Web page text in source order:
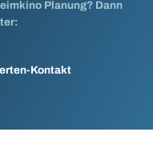
Planung? Dann
Kontakt